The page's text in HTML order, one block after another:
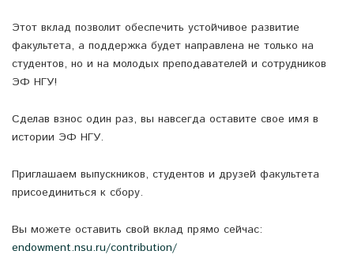
Этот вклад позволит обеспечить устойчивое развитие
факультета, а поддержка будет направлена не только на
студентов, но и на молодых преподавателей и сотрудников
ЭФ НГУ!
️Сделав взнос один раз, вы навсегда оставите свое имя в
истории ЭФ НГУ.
Приглашаем выпускников, студентов и друзей факультета
присоединиться к сбору.
Вы можете оставить свой вклад прямо сейчас:
endowment.nsu.ru/contribution/